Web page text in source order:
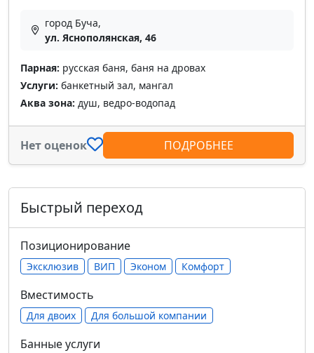
город Буча,
ул. Яснополянская, 46
Парная: русская баня, баня на дровах
Услуги: банкетный зал, мангал
Аква зона: душ, ведро-водопад
Нет оценок ПОДРОБНЕЕ
Быстрый переход
Позиционирование
Эксклюзив ВИП Эконом Комфорт
Вместимость
Для двоих Для большой компании
Банные услуги